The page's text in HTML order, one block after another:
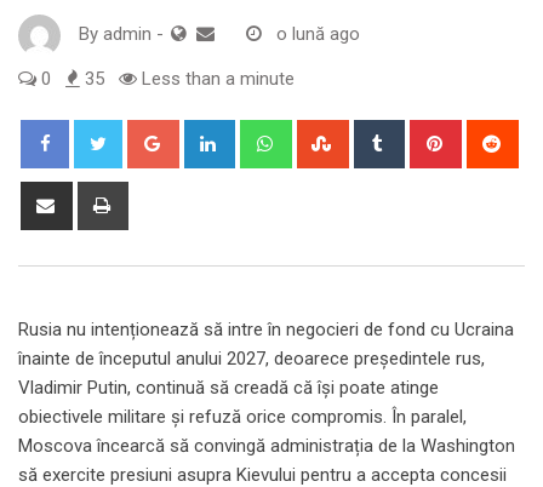
By admin - o lună ago
0 35 Less than a minute
Google+ LinkedIn WhatsappStumbleUpon
Tumblr Pinterest
Share
Rusia nu intenționează să intre în negocieri de fond cu Ucraina
înainte de începutul anului 2027, deoarece președintele rus,
Vladimir Putin, continuă să creadă că își poate atinge
obiectivele militare și refuză orice compromis. În paralel,
Moscova încearcă să convingă administrația de la Washington
să exercite presiuni asupra Kievului pentru a accepta concesii